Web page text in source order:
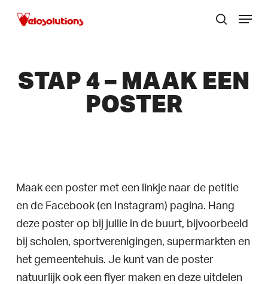
zoek
Menu
STAP 4 – MAAK EEN
POSTER
Maak een poster met een linkje naar de petitie
en de Facebook (en Instagram) pagina. Hang
deze poster op bij jullie in de buurt, bijvoorbeeld
bij scholen, sportverenigingen, supermarkten en
het gemeentehuis. Je kunt van de poster
natuurlijk ook een flyer maken en deze uitdelen